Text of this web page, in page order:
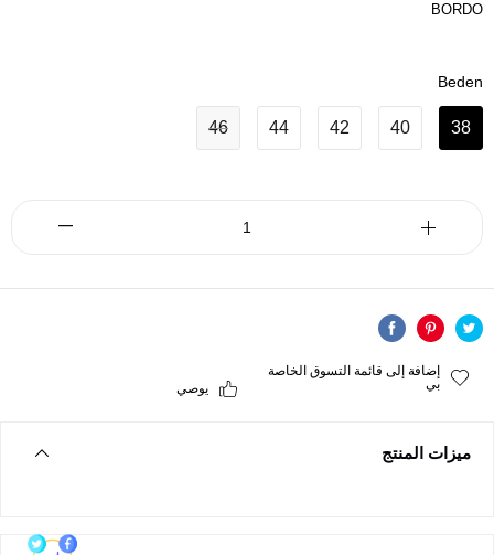
BORDO
Beden
38
40
42
44
46
إضافة إلى قائمة التسوق الخاصة
بي
يوصي
ميزات المنتج